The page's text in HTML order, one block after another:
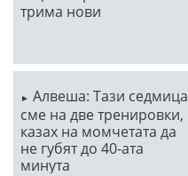
трима нови
Алвеша: Тази седмица
сме на две тренировки,
казах на момчетата да
не губят до 40-ата
минута